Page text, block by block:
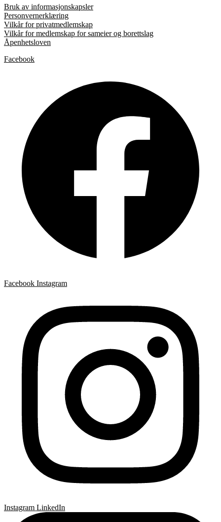
Bruk av informasjonskapsler
Personvernerklæring
Vilkår for privatmedlemskap
Vilkår for medlemskap for sameier og borettslag
Åpenhetsloven
Facebook
Facebook Instagram
Instagram LinkedIn